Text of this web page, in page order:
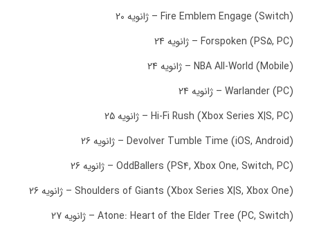
Fire Emblem Engage (Switch) – ژانویه 20
Forspoken (PS5, PC) – ژانویه 24
NBA All-World (Mobile) – ژانویه 24
Warlander (PC) – ژانویه 24
Hi-Fi Rush (Xbox Series X|S, PC) – ژانویه 25
Devolver Tumble Time (iOS, Android) – ژانویه 26
OddBallers (PS4, Xbox One, Switch, PC) – ژانویه 26
Shoulders of Giants (Xbox Series X|S, Xbox One) – ژانویه 26
Atone: Heart of the Elder Tree (PC, Switch) – ژانویه 27